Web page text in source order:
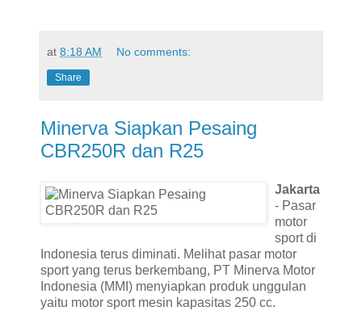
at 8:18 AM No comments:
Share
Minerva Siapkan Pesaing
CBR250R dan R25
Jakarta
- Pasar
motor
sport di
Indonesia terus diminati. Melihat pasar motor
sport yang terus berkembang, PT Minerva Motor
Indonesia (MMI) menyiapkan produk unggulan
yaitu motor sport mesin kapasitas 250 cc.